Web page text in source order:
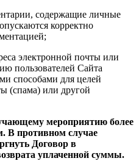
содержащие личные
корректно
электронной почты или
пользователей Сайта
способами для целей
(спама) или другой
мероприятию более
В противном случае
Договор в
уплаченной суммы.